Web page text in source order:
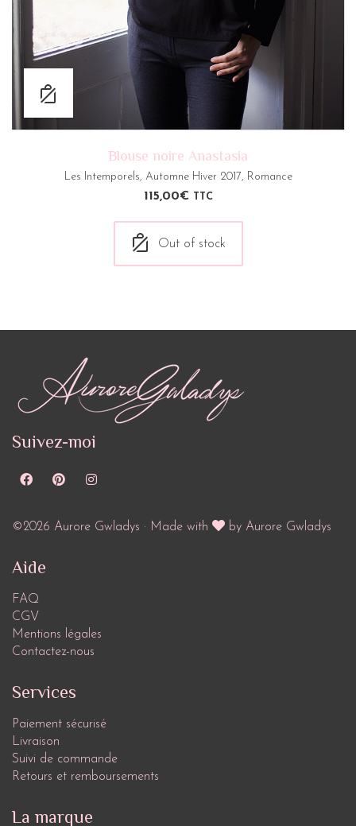
Blouse noire Anastasia
Les Intemporels, Automne Hiver 2017, Romance
115,00€ TTC
Out of stock
Suivez-moi
©2026 Aurore Gwladys · Made with by Aurore Gwladys
Aide
FAQ
CGV
Mentions légales
Contactez-nous
Services
Paiement sécurisé
Livraison
Suivi de commande
Retours et remboursements
La marque